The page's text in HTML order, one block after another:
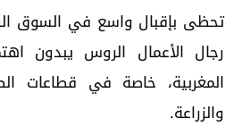
تحظى بإقبال واسع في السوق
رجال الأعمال الروس يبدون
المغربية، خاصة في قطاعات
والزراعة.